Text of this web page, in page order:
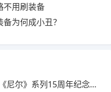
不用刷装备
为何成小丑？
》系列15周年纪念典藏套装